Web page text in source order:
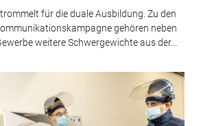
für die duale Ausbildung. Zu den
gehören neben
weitere Schwergewichte aus der...